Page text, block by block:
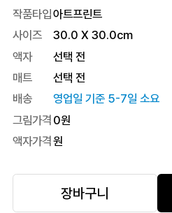
작품타입아트프린트
사이즈
30.0 X 30.0cm
액자
선택 전
매트
선택 전
배송
영업일 기준 5-7일 소요
그림가격 0원
액자가격원
장바구니